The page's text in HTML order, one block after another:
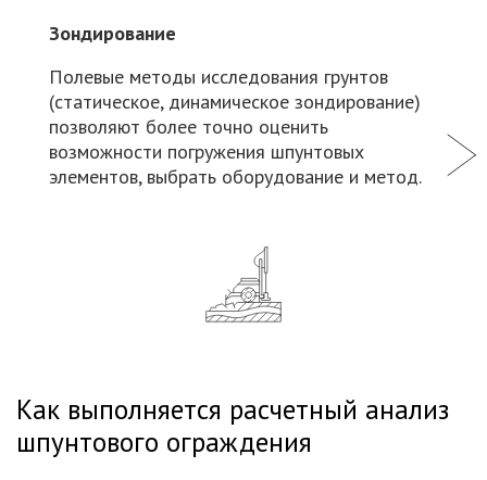
Зондирование
Полевые методы исследования грунтов
(статическое, динамическое зондирование)
позволяют более точно оценить
возможности погружения шпунтовых
элементов, выбрать оборудование и метод.
Как выполняется расчетный анализ
шпунтового ограждения